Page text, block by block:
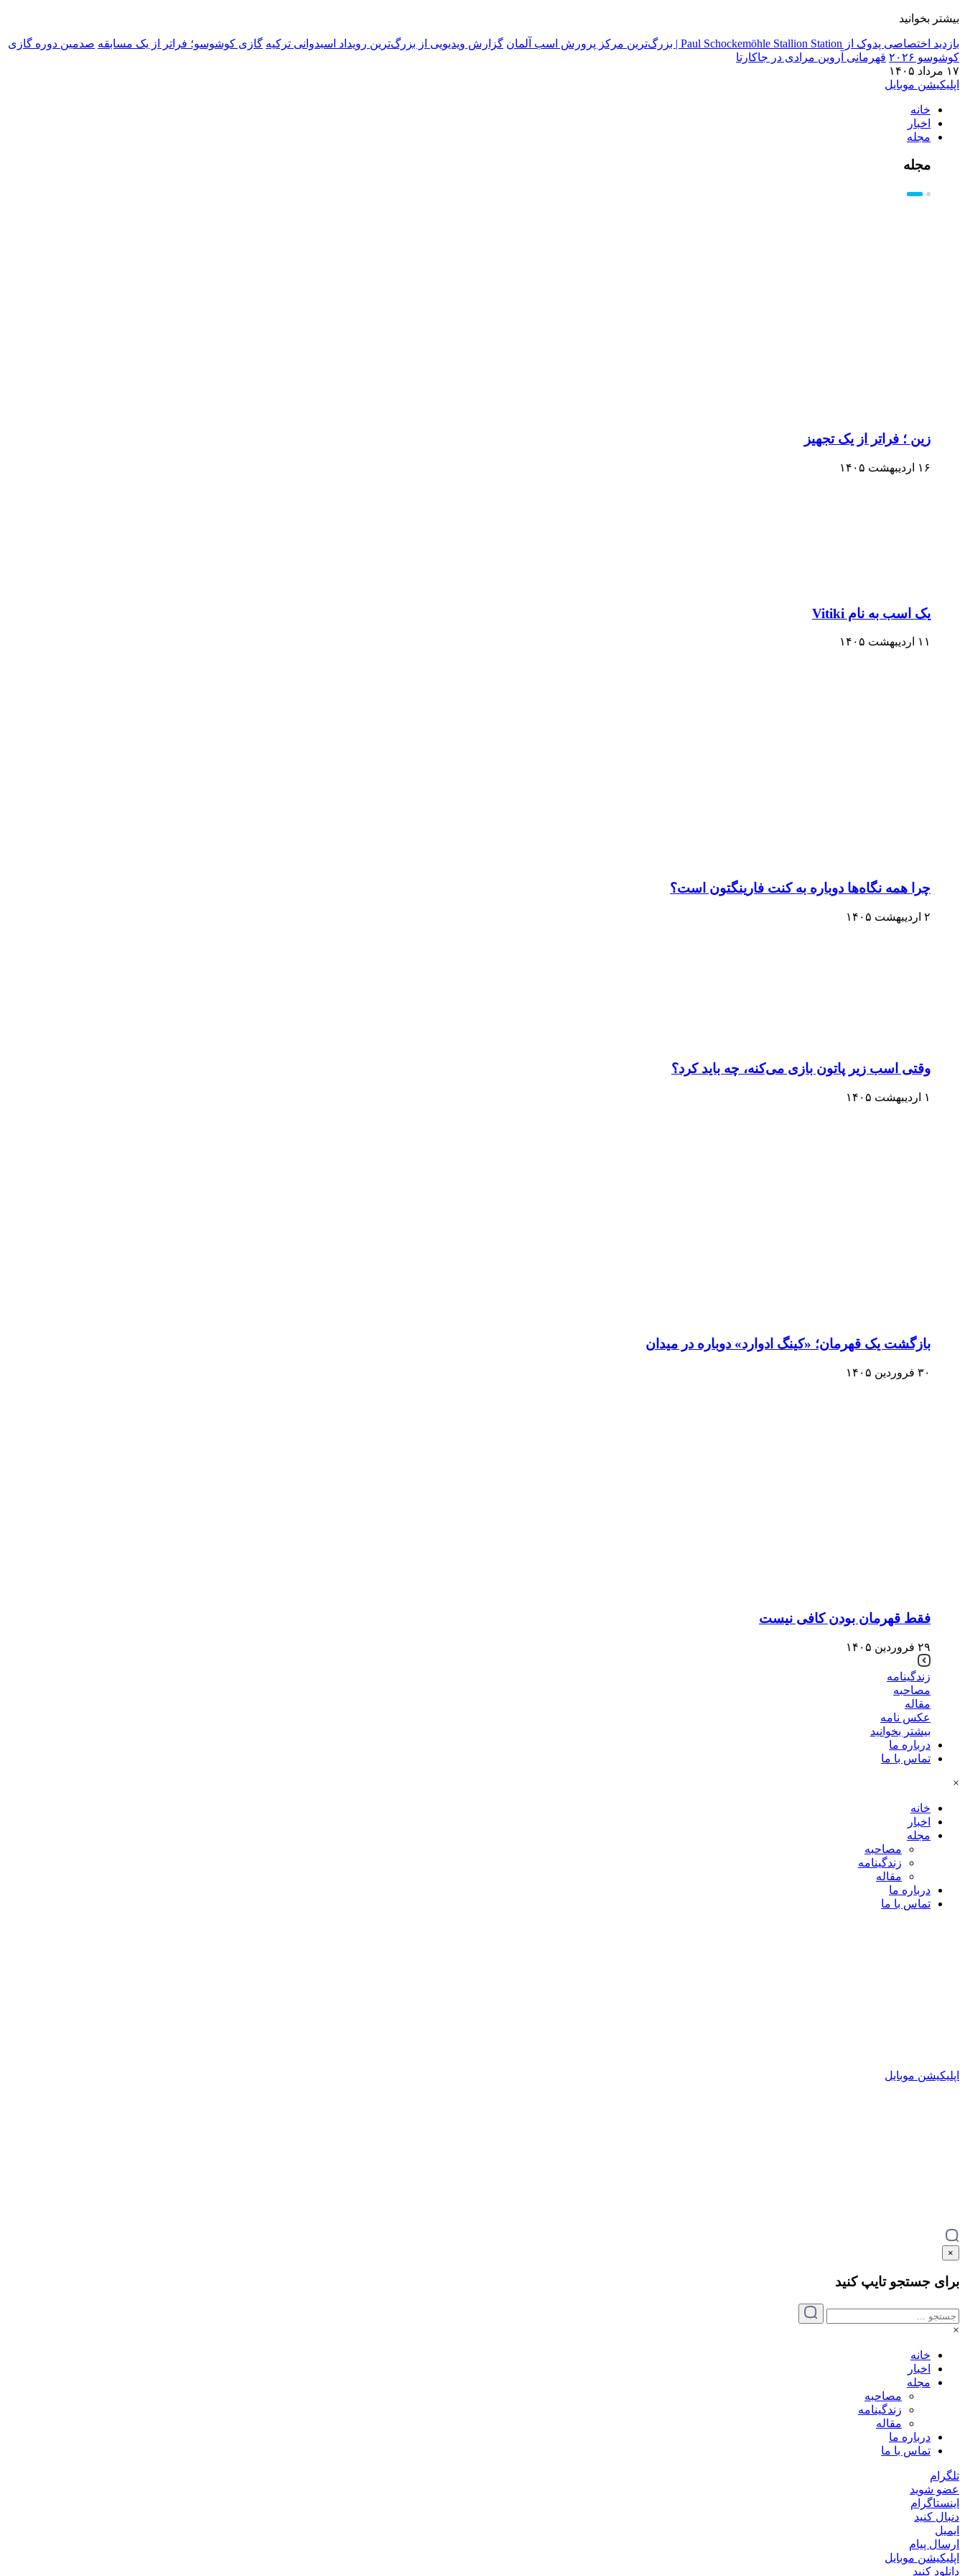
بیشتر بخوانید
بازدید اختصاصی پدوک از Paul Schockemöhle Stallion Station | بزرگ‌ترین مرکز پرورش اسب آلمان گزارش ویدیویی از بزرگ‌ترین رویداد اسبدوانی ترکیه گازی کوشوسو؛ فراتر از یک مسابقه صدمین دوره گازی
کوشوسو ۲۰۲۶
قهرمانی آروین مرادی در جاکارتا
۱۷ مرداد ۱۴۰۵
اپلیکیشن موبایل
خانه
اخبار
مجله
مجله
زین ؛ فراتر از یک تجهیز
۱۶ اردیبهشت ۱۴۰۵
یک اسب به نام Vitiki
۱۱ اردیبهشت ۱۴۰۵
چرا همه نگاه‌ها دوباره به کنت فارینگتون است؟
۲ اردیبهشت ۱۴۰۵
وقتی اسب زیر پاتون بازی می‌کنه، چه باید کرد؟
۱ اردیبهشت ۱۴۰۵
بازگشت یک قهرمان؛ «کینگ ادوارد» دوباره در میدان
۳۰ فروردین ۱۴۰۵
فقط قهرمان بودن کافی نیست
۲۹ فروردین ۱۴۰۵
زندگینامه
مصاحبه
مقاله
عکس نامه
بیشتر بخوانید
درباره ما
تماس با ما
×
خانه
اخبار
مجله
مصاحبه
زندگینامه
مقاله
درباره ما
تماس با ما
اپلیکیشن موبایل
×
برای جستجو تایپکنید
×
خانه
اخبار
مجله
مصاحبه
زندگینامه
مقاله
درباره ما
تماس با ما
تلگرام
عضو شوید
اینستاگرام
دنبال کنید
ایمیل
ارسال پیام
اپلیکیشن موبایل
دانلود کنید